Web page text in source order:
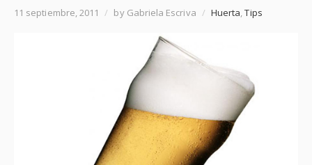
11 septiembre, 2011 / by Gabriela Escriva / Huerta,Tips